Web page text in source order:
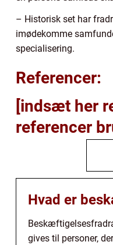
– Historisk set har
imødekomme
specialisering.
Referencer:
[indsæt her
referencer
Hvad er
gives til personer,